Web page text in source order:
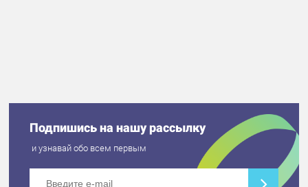
Подпишись на нашу рассылку
и узнавай обо всем первым